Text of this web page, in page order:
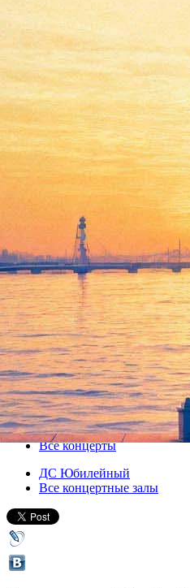
Юбилей
рок-клуба
05 ноября 2011, суббота,18.00
Версия для печати
Все концерты
ДС Юбилейный
Все концертные залы